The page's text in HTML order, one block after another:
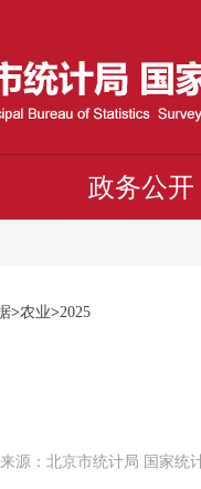
政务公开
>农业>2025
源：北京市统计局 国家统